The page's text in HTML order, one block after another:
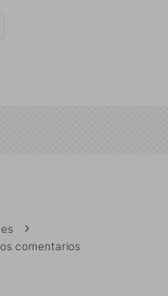
comentarios